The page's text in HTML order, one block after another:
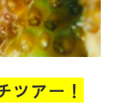
ツアー！